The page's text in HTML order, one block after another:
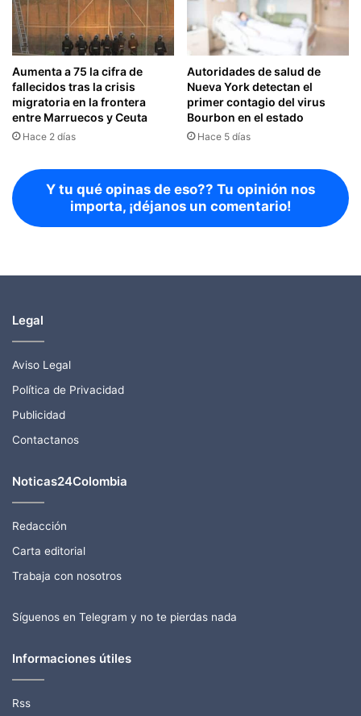
Aumenta a 75 la cifra de
fallecidos tras la crisis
migratoria en la frontera
entre Marruecos y Ceuta
Hace 2 días
Autoridades de salud de
Nueva York detectan el
primer contagio del virus
Bourbon en el estado
Hace 5 días
Y tu qué opinas de eso?? Tu opinión nos
importa, ¡déjanos un comentario!
Legal
Aviso Legal
Política de Privacidad
Publicidad
Contactanos
Noticas24Colombia
Redacción
Carta editorial
Trabaja con nosotros
Síguenos en Telegram y no te pierdas nada
Informaciones útiles
Rss